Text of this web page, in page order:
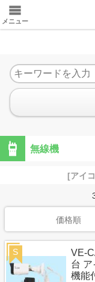
メニュー
無線機
[アイ
価格順
VE-
台
機能
S